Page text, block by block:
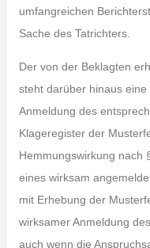
umfangreichen
Sache des Tatrichters.
Der von der Beklagten
steht darüber hinaus
Anmeldung des
Klageregister der
Hemmungswirkung nach
eines wirksam
mit Erhebung der
wirksamer Anmeldung
auch wenn die